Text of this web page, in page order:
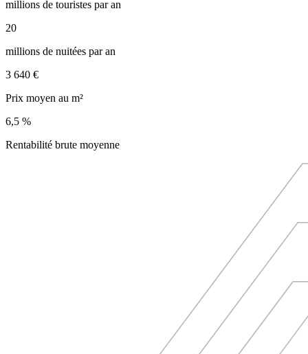
millions de touristes par an
20
millions de nuitées par an
3 640 €
Prix moyen au m²
6,5 %
Rentabilité brute moyenne